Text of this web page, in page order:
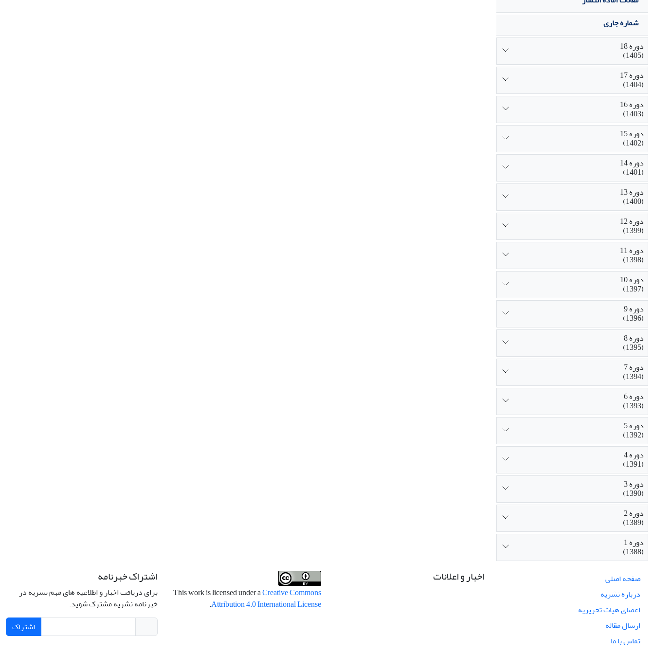
شماره جاری
دوره 18
(1405)
دوره 17
(1404)
دوره 16
(1403)
دوره 15
(1402)
دوره 14
(1401)
دوره 13
(1400)
دوره 12
(1399)
دوره 11
(1398)
دوره 10
(1397)
دوره 9
(1396)
دوره 8
(1395)
دوره 7
(1394)
دوره 6
(1393)
دوره 5
(1392)
دوره 4
(1391)
دوره 3
(1390)
دوره 2
(1389)
دوره 1
(1388)
صفحه اصلی
درباره نشریه
اعضای هیات تحریریه
ارسال مقاله
تماس با ما
اخبار و اعلانات
This work is licensed under aCreative Commons
Attribution 4.0 International License
.
اشتراک خبرنامه
برای دریافت اخبار و اطلاعیه های مهم نشریه در
خبرنامه نشریه مشترک شوید.
اشتراک